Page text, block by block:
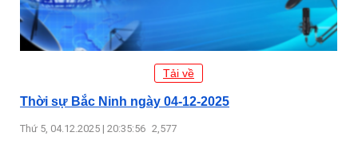
Tải về
Thời sự Bắc Ninh ngày 04-12-2025
Thứ 5, 04.12.2025 | 20:35:56 2,577